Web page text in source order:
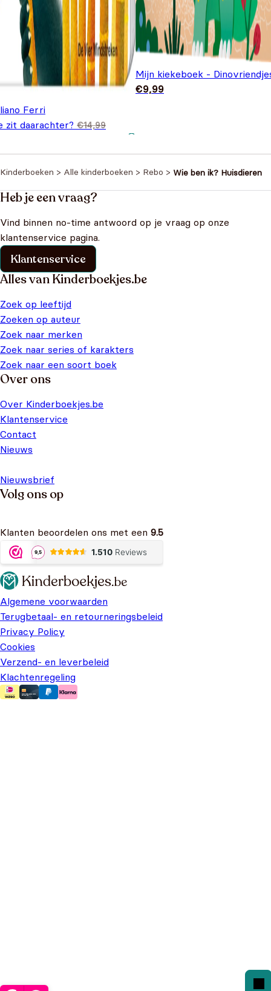
Ferri
zit daarachter? €14,99
Mijn kiekeboek -
€9,99
Kinderboeken > Alle kinderboeken > Rebo > Wie ben ik? Huisdieren
Heb je een vraag?
Vind binnen no-time antwoord op je vraag op onze
klantenservice pagina.
Klantenservice
Alles van Kinderboekjes.be
Zoek op leeftijd
Zoeken op auteur
Zoek naar merken
Zoek naar series of karakters
Zoek naar een soort boek
Over ons
Over Kinderboekjes.be
Klantenservice
Contact
Nieuws
Nieuwsbrief
Volg ons op
Klanten beoordelen ons met een 9.5
Algemene voorwaarden
Terugbetaal- en retourneringsbeleid
Privacy Policy
Cookies
Verzend- en leverbeleid
Klachtenregeling